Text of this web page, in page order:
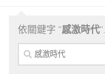
依關鍵字 "感激時代".
搜
尋